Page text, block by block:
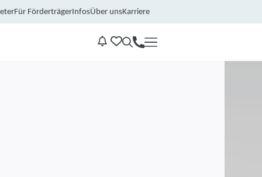
Für FörderträgerInfosÜber unsKarriere
Kontakt